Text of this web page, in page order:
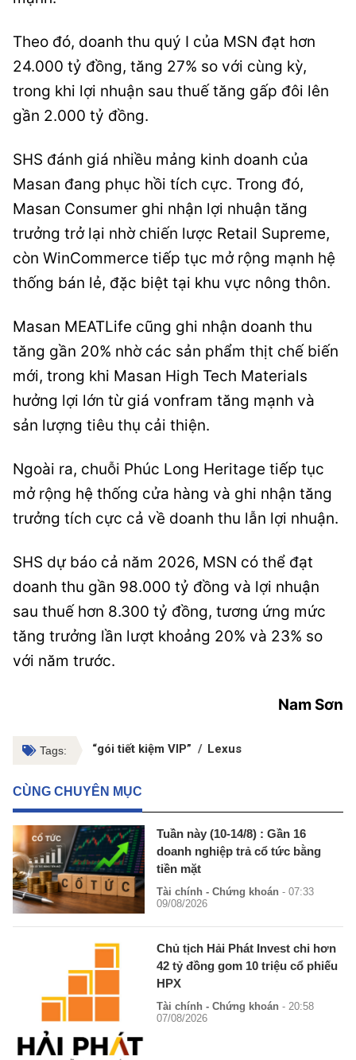
Theo đó, doanh thu quý I của MSN đạt hơn
24.000 tỷ đồng, tăng 27% so với cùng kỳ,
trong khi lợi nhuận sau thuế tăng gấp đôi lên
gần 2.000 tỷ đồng.
SHS đánh giá nhiều mảng kinh doanh của
Masan đang phục hồi tích cực. Trong đó,
Masan Consumer ghi nhận lợi nhuận tăng
trưởng trở lại nhờ chiến lược Retail Supreme,
còn WinCommerce tiếp tục mở rộng mạnh hệ
thống bán lẻ, đặc biệt tại khu vực nông thôn.
Masan MEATLife cũng ghi nhận doanh thu
tăng gần 20% nhờ các sản phẩm thịt chế biến
mới, trong khi Masan High Tech Materials
hưởng lợi lớn từ giá vonfram tăng mạnh và
sản lượng tiêu thụ cải thiện.
Ngoài ra, chuỗi Phúc Long Heritage tiếp tục
mở rộng hệ thống cửa hàng và ghi nhận tăng
trưởng tích cực cả về doanh thu lẫn lợi nhuận.
SHS dự báo cả năm 2026, MSN có thể đạt
doanh thu gần 98.000 tỷ đồng và lợi nhuận
sau thuế hơn 8.300 tỷ đồng, tương ứng mức
tăng trưởng lần lượt khoảng 20% và 23% so
với năm trước.
Nam Sơn
Tags: “gói tiết kiệm VIP” Lexus
CÙNG CHUYÊN MỤC
Tuần này (10-14/8) : Gần 16
doanh nghiệp trả cổ tức bằng
tiền mặt
Tài chính - Chứng khoán - 07:33
09/08/2026
Chủ tịch Hải Phát Invest chi hơn
42 tỷ đồng gom 10 triệu cổ phiếu
HPX
Tài chính - Chứng khoán - 20:58
07/08/2026